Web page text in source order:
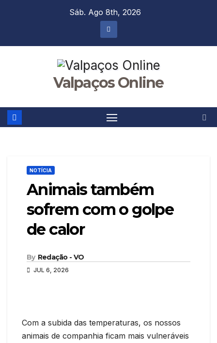
Sáb. Ago 8th, 2026
Valpaços Online
NOTÍCIA
Animais também
sofrem com o golpe
de calor
By Redação - VO
JUL 6, 2026
Com a subida das temperaturas, os nossos
animais de companhia ficam mais vulneráveis